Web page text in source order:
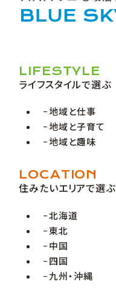
LIFESTYLE
ライフスタイルで選ぶ
地域と仕事
地域と子育て
地域と趣味
LOCATION
住みたいエリアで選ぶ
北海道
東北
中国
四国
九州・沖縄